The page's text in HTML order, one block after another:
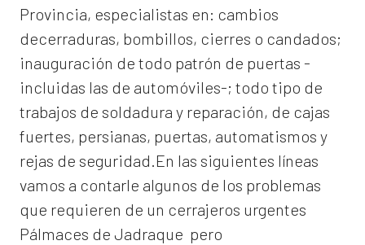
Provincia, especialistas en: cambios
decerraduras, bombillos, cierres o candados;
inauguración de todo patrón de puertas -
incluidas las de automóviles-; todo tipo de
trabajos de soldadura y reparación, de cajas
fuertes, persianas, puertas, automatismos y
rejas de seguridad.En las siguientes líneas
vamos a contarle algunos de los problemas
que requieren de un cerrajeros urgentes
Pálmaces de Jadraque pero